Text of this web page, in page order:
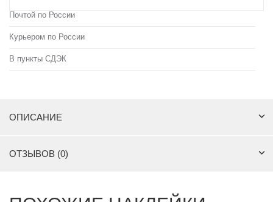
Почтой по России
Курьером по России
В пункты СДЭК
ОПИСАНИЕ
ОТЗЫВОВ (0)